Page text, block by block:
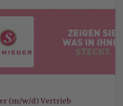
(m/w/d) Vertrieb